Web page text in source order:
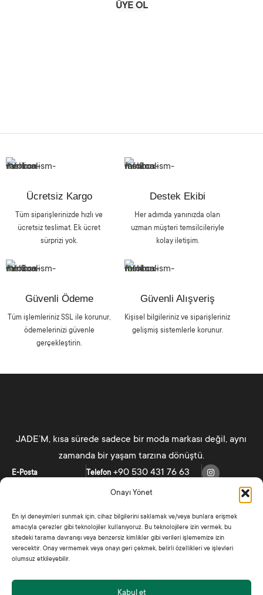
Onayı Yönet
En iyi deneyimleri sunmak için, cihaz bilgilerini saklamak ve/veya bunlara erişmek
amacıyla çerezler gibi teknolojiler kullanıyoruz. Bu teknolojilere izin vermek, bu
sitedeki tarama davranışı veya benzersiz kimlikler gibi verileri işlememize izin
verecektir. Onay vermemek veya onayı geri çekmek, belirli özellikleri ve işlevleri
olumsuz etkileyebilir.
Kabul et
ÜYE OL
Ücretsiz Kargo
Tüm siparişlerinizde hızlı ve
ücretsiz teslimat. Ek ücret
sürprizi yok.
Destek Ekibi
Her adımda yanınızda olan
uzman müşteri temsilcileriyle
kolay iletişim.
Güvenli Ödeme
Tüm işlemleriniz SSL ile korunur,
ödemelerinizi güvenle
gerçekleştirin.
Güvenli Alışveriş
Kişisel bilgileriniz ve siparişleriniz
gelişmiş sistemlerle korunur.
JADE’M, kısa sürede sadece bir moda markası değil, aynı
zamanda bir yaşam tarzına dönüştü.
E-Posta Telefon +90 530 431 76 63
Kategoriler
Kadın
Erkek
Menü
Ana Sayfa
Hakkımızda